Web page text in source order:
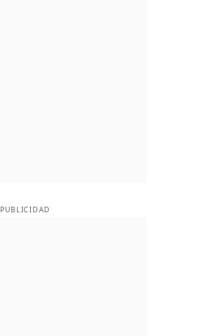
PUBLICIDAD